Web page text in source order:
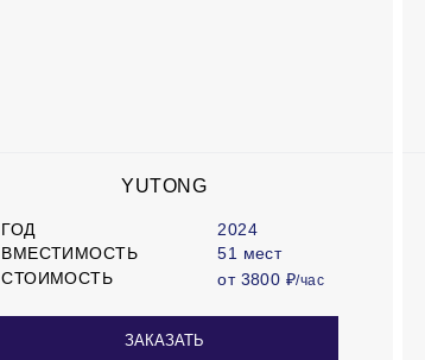
YUTONG
ГОД
2024
ВМЕСТИМОСТЬ
51 мест
СТОИМОСТЬ
от 3800 ₽/час
ЗАКАЗАТЬ